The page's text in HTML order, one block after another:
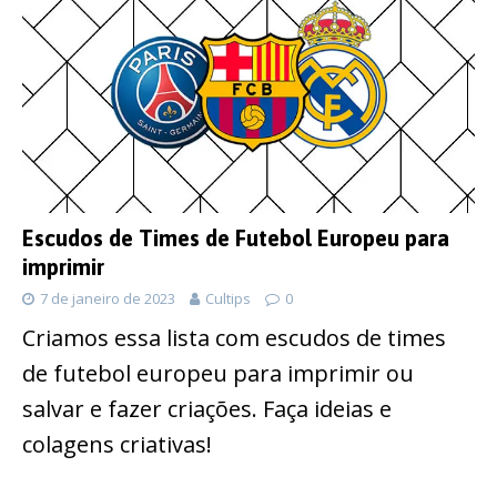
Escudos de Times de Futebol Europeu para
imprimir
7 de janeiro de 2023 Cultips 0
Criamos essa lista com escudos de times
de futebol europeu para imprimir ou
salvar e fazer criações. Faça ideias e
colagens criativas!